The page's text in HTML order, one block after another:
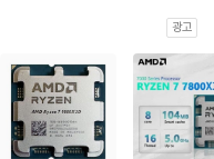
광고